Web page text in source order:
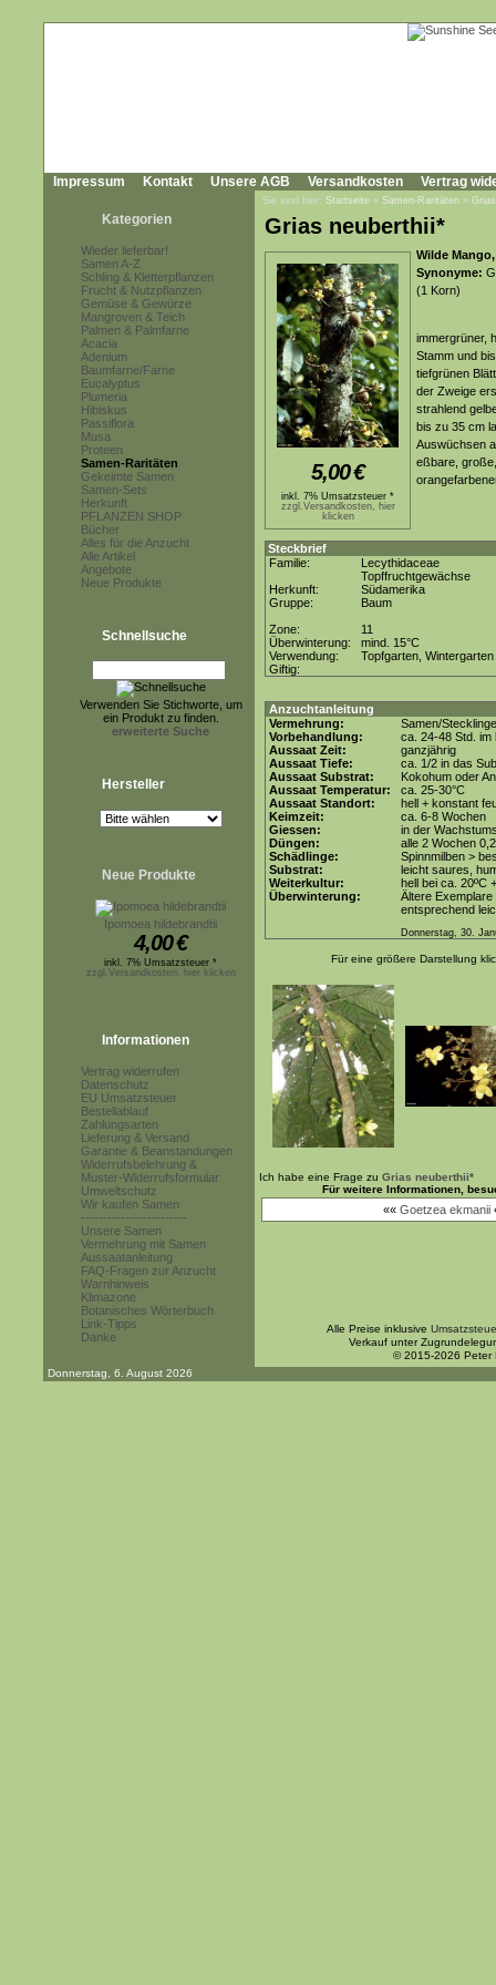
Impressum Kontakt Unsere AGB Versandkosten Vertrag
Kategorien
Wieder lieferbar!
Samen A-Z
Schling & Kletterpflanzen
Frucht & Nutzpflanzen
Gemüse & Gewürze
Mangroven & Teich
Palmen & Palmfarne
Acacia
Adenium
Baumfarne/Farne
Eucalyptus
Plumeria
Hibiskus
Passiflora
Musa
Proteen
Samen-Raritäten
Gekeimte Samen
Samen-Sets
Herkunft
PFLANZEN SHOP
Bücher
Alles für die Anzucht
Alle Artikel
Angebote
Neue Produkte
Schnellsuche
Verwenden Sie Stichworte, um
ein Produkt zu finden.
erweiterte Suche
Hersteller
Neue Produkte
Ipomoea hildebrandtii
4,00€
inkl. 7% Umsatzsteuer *
zzgl.Versandkosten, hier klicken
Informationen
Vertrag widerrufen
Datenschutz
EU Umsatzsteuer
Bestellablauf
Zahlungsarten
Lieferung & Versand
Garantie & Beanstandungen
Widerrufsbelehrung &
Muster-Widerrufsformular
Umweltschutz
Wir kaufen Samen
------------------------
Unsere Samen
Vermehrung mit Samen
Aussaatanleitung
FAQ-Fragen zur Anzucht
Warnhinweis
Klimazone
Botanisches Wörterbuch
Link-Tipps
Danke
Sie sind hier: Startseite » Samen-Raritäten »
Grias neuberthii*
5,00€
inkl. 7% Umsatzsteuer *
zzgl.Versandkosten, hier
klicken
Wilde
Synonyme:
(1 Korn)
immergrüner,
Stamm und
tiefgrünen
der Zweige
strahlend
bis zu 35 cm
Auswüchsen
eßbare,
Steckbrief
Familie:
Lecythidaceae
Topffruchtgewächse
Herkunft:
Südamerika
Gruppe:
Baum
Zone:
11
Überwinterung:
mind. 15°C
Verwendung:
Topfgarten, Wintergarten
Giftig:
Anzuchtanleitung
Vermehrung:
Samen/Stecklinge
Vorbehandlung:
ca. 24-48 Std. im
Aussaat Zeit:
ganzjährig
Aussaat Tiefe:
ca. 1/2 in das
Aussaat Substrat:
Kokohum oder
Aussaat Temperatur:
ca. 25-30°C
Aussaat Standort:
hell + konstant
Keimzeit:
ca. 6-8 Wochen
Giessen:
in der
Düngen:
alle 2 Wochen
Schädlinge:
Spinnmilben >
Substrat:
leicht saures,
Weiterkultur:
hell bei ca. 20ºC
Überwinterung:
Ältere
entsprechend
Donnerstag, 30.
Für eine größere Darstellung
Ich habe eine Frage zu Grias neuberthii*
Für weitere Informationen,
«« Goetzea ekmanii
Alle Preise inklusive
Verkauf unter
© 2015-2026 Peter
Donnerstag, 6. August 2026